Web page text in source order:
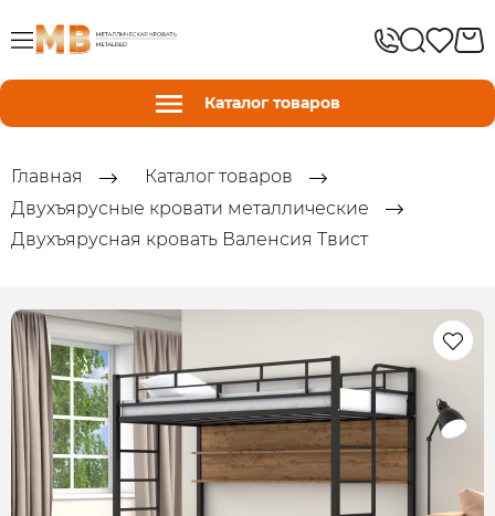
Каталог товаров
Главная
Каталог товаров
Двухъярусные кровати металлические
Двухъярусная кровать Валенсия Твист